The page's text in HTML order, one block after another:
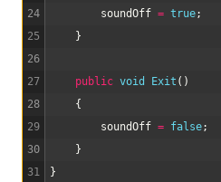
24
25
26
27
28
29
30
31
soundOff = true;
}
public void Exit ( )
{
soundOff = false;
}
}